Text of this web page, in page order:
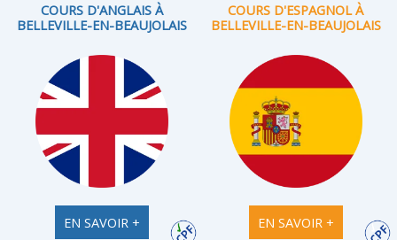
COURS D'ANGLAIS À
BELLEVILLE-EN-BEAUJOLAIS
EN SAVOIR +
COURS D'ESPAGNOL À
BELLEVILLE-EN-BEAUJOLAIS
EN SAVOIR +